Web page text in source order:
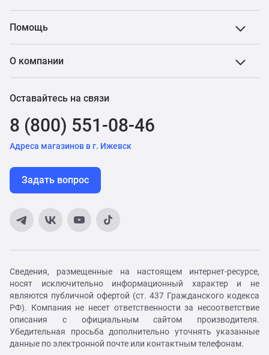
Помощь
О компании
Оставайтесь на связи
8 (800) 551-08-46
Адреса магазинов в г. Ижевск
Задать вопрос
Сведения, размещенные на настоящем интернет-ресурсе,
носят исключительно информационный характер и не
являются публичной офертой (ст. 437 Гражданского кодекса
РФ). Компания не несет ответственности за несоответствие
описания с официальным сайтом производителя.
Убедительная просьба дополнительно уточнять указанные
данные по электронной почте или контактным телефонам.